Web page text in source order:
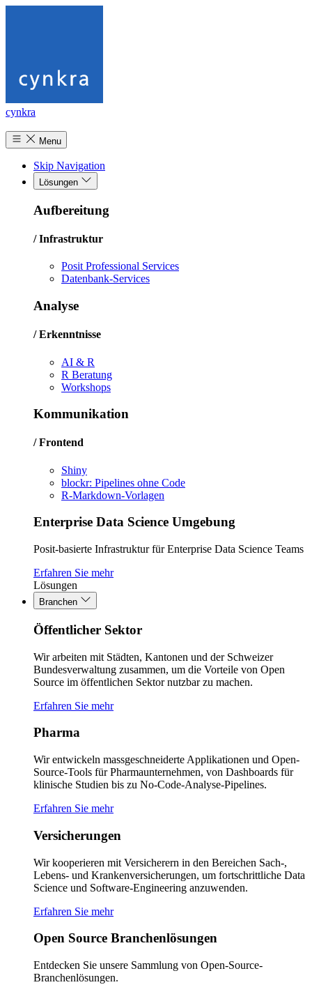
cynkra
Menu
Skip Navigation
Lösungen
Aufbereitung
/ Infrastruktur
Posit Professional Services
Datenbank-Services
Analyse
/ Erkenntnisse
AI & R
R Beratung
Workshops
Kommunikation
/ Frontend
Shiny
blockr: Pipelines ohne Code
R-Markdown-Vorlagen
Enterprise Data Science Umgebung
Posit-basierte Infrastruktur für Enterprise Data Science Teams
Erfahren Sie mehr
Lösungen
Branchen
Öffentlicher Sektor
Wir arbeiten mit Städten, Kantonen und der Schweizer
Bundesverwaltung zusammen, um die Vorteile von Open
Source im öffentlichen Sektor nutzbar zu machen.
Erfahren Sie mehr
Pharma
Wir entwickeln massgeschneiderte Applikationen und Open-
Source-Tools für Pharmaunternehmen, von Dashboards für
klinische Studien bis zu No-Code-Analyse-Pipelines.
Erfahren Sie mehr
Versicherungen
Wir kooperieren mit Versicherern in den Bereichen Sach-,
Lebens- und Krankenversicherungen, um fortschrittliche Data
Science und Software-Engineering anzuwenden.
Erfahren Sie mehr
Open Source Branchenlösungen
Entdecken Sie unsere Sammlung von Open-Source-
Branchenlösungen.